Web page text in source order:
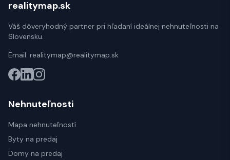
realitymap.sk
Váš dôveryhodný partner pri hľadaní ideálnej nehnuteľnosti na
Slovensku.
Email: realitymap@realitymap.sk
Nehnuteľnosti
Mapa nehnuteľností
Byty na predaj
Domy na predaj